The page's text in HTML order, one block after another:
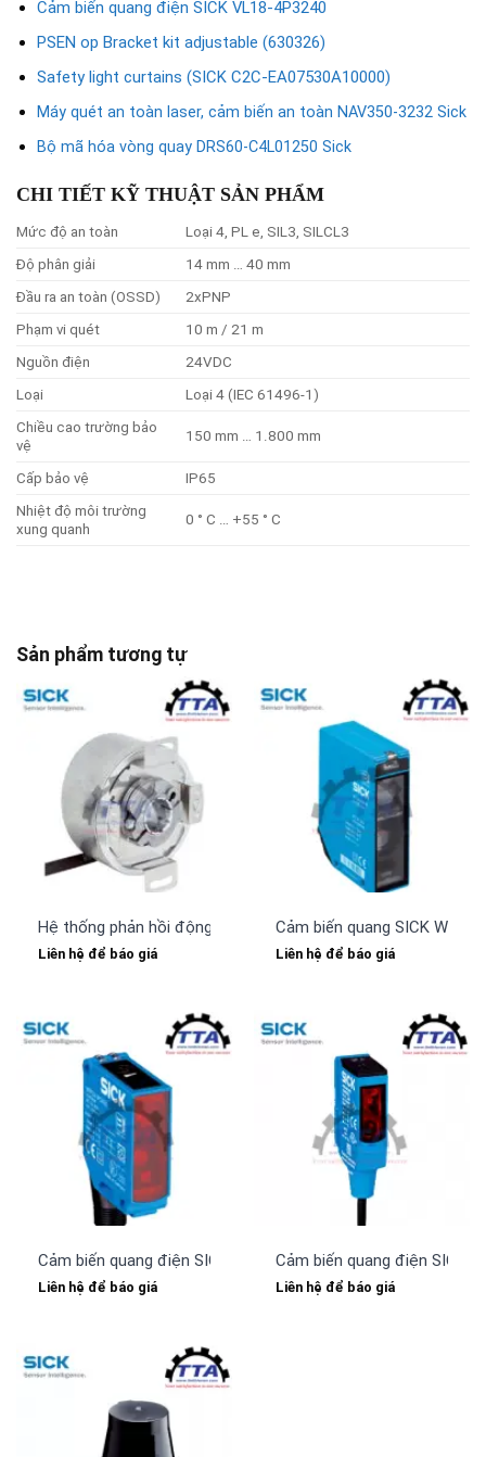
Cảm biến quang điện SICK VL18-4P3240
PSEN op Bracket kit adjustable (630326)
Safety light curtains (SICK C2C-EA07530A10000)
Máy quét an toàn laser, cảm biến an toàn NAV350-3232 Sick
Bộ mã hóa vòng quay DRS60-C4L01250 Sick
CHI TIẾT KỸ THUẬT SẢN PHẨM
Mức độ an toàn
Loại 4, PL e, SIL3, SILCL3
Độ phân giải
14 mm … 40 mm
Đầu ra an toàn (OSSD)
2xPNP
Phạm vi quét
10 m / 21 m
Nguồn điện
24VDC
Loại
Loại 4 (IEC 61496-1)
Chiều cao trường bảo
vệ
150 mm … 1.800 mm
Cấp bảo vệ
IP65
Nhiệt độ môi trường
xung quanh
0 ° C … +55 ° C
Sản phẩm tương tự
Hệ thống phản hồi động cơ SICK SFS60S-HLKT0K02
Liên hệ để báo giá
Cảm biến quang SICK WT24-
Liên hệ để báo giá
Cảm biến quang điện SICK WTF12-3P2431
Liên hệ để báo giá
Cảm biến quang điện SICK
Liên hệ để báo giá